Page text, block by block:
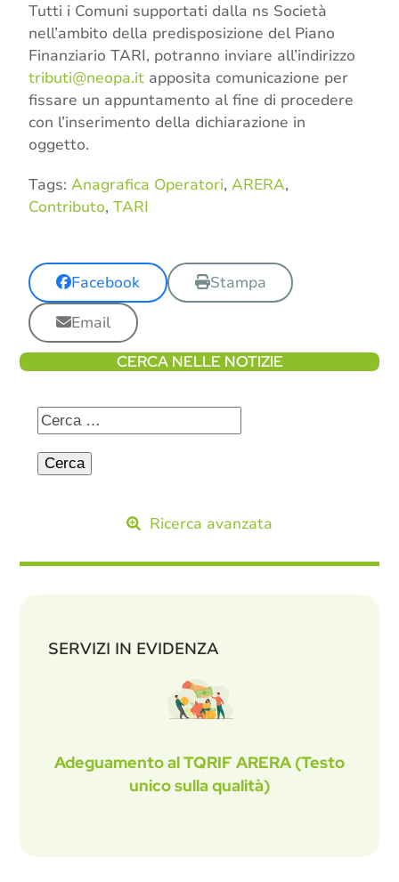
Tutti i Comuni supportati dalla ns Società
nell’ambito della predisposizione del Piano
Finanziario TARI, potranno inviare all’indirizzo
tributi@neopa.it apposita comunicazione per
fissare un appuntamento al fine di procedere
con l’inserimento della dichiarazione in
oggetto.
Tags: Anagrafica Operatori, ARERA,
Contributo, TARI
Facebook
Stampa
Email
CERCA NELLE NOTIZIE
Ricerca avanzata
SERVIZI IN EVIDENZA
Adeguamento al TQRIF ARERA (Testo
unico sulla qualità)